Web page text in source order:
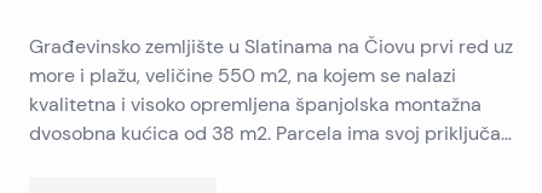
Građevinsko zemljište u Slatinama na Čiovu prvi red uz
more i plažu, veličine 550 m2, na kojem se nalazi
kvalitetna i visoko opremljena španjolska montažna
dvosobna kućica od 38 m2. Parcela ima svoj priključak